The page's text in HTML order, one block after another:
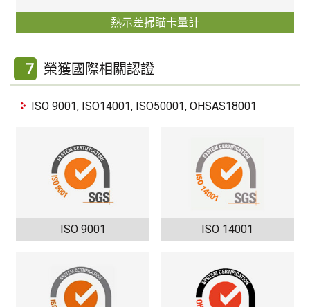
熱示差掃瞄卡量計
7 榮獲國際相關認證
ISO 9001, ISO14001, ISO50001, OHSAS18001
ISO 9001 ISO 14001